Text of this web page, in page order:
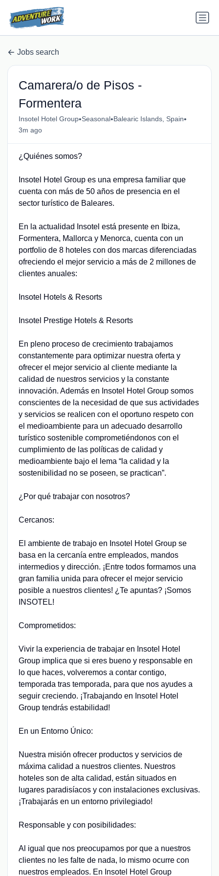
Jobs search
Camarera/o de Pisos -
Formentera
Insotel Hotel Group•Seasonal•Balearic Islands, Spain•
3m ago
¿Quiénes somos?
Insotel Hotel Group es una empresa familiar que
cuenta con más de 50 años de presencia en el
sector turístico de Baleares.
En la actualidad Insotel está presente en Ibiza,
Formentera, Mallorca y Menorca, cuenta con un
portfolio de 8 hoteles con dos marcas diferenciadas
ofreciendo el mejor servicio a más de 2 millones de
clientes anuales:
Insotel Hotels & Resorts
Insotel Prestige Hotels & Resorts
En pleno proceso de crecimiento trabajamos
constantemente para optimizar nuestra oferta y
ofrecer el mejor servicio al cliente mediante la
calidad de nuestros servicios y la constante
innovación. Además en Insotel Hotel Group somos
conscientes de la necesidad de que sus actividades
y servicios se realicen con el oportuno respeto con
el medioambiente para un adecuado desarrollo
turístico sostenible comprometiéndonos con el
cumplimiento de las políticas de calidad y
medioambiente bajo el lema “la calidad y la
sostenibilidad no se poseen, se practican”.
¿Por qué trabajar con nosotros?
Cercanos:
El ambiente de trabajo en Insotel Hotel Group se
basa en la cercanía entre empleados, mandos
intermedios y dirección. ¡Entre todos formamos una
gran familia unida para ofrecer el mejor servicio
posible a nuestros clientes! ¿Te apuntas? ¡Somos
INSOTEL!
Comprometidos:
Vivir la experiencia de trabajar en Insotel Hotel
Group implica que si eres bueno y responsable en
lo que haces, volveremos a contar contigo,
temporada tras temporada, para que nos ayudes a
seguir creciendo. ¡Trabajando en Insotel Hotel
Group tendrás estabilidad!
En un Entorno Único:
Nuestra misión ofrecer productos y servicios de
máxima calidad a nuestros clientes. Nuestros
hoteles son de alta calidad, están situados en
lugares paradisíacos y con instalaciones exclusivas.
¡Trabajarás en un entorno privilegiado!
Responsable y con posibilidades:
Al igual que nos preocupamos por que a nuestros
clientes no les falte de nada, lo mismo ocurre con
nuestros empleados. En Insotel Hotel Group